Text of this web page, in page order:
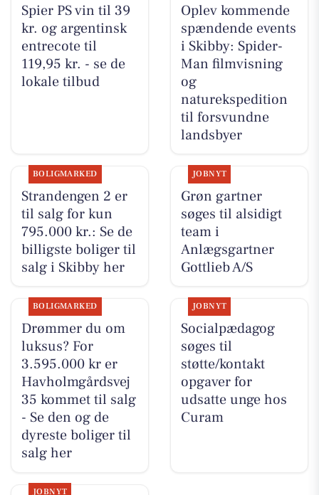
Spier PS vin til 39
kr. og argentinsk
entrecote til
119,95 kr. - se de
lokale tilbud
Oplev kommende
spændende events
i Skibby: Spider-
Man filmvisning
og
naturekspedition
til forsvundne
landsbyer
BOLIGMARKED
Strandengen 2 er
til salg for kun
795.000 kr.: Se de
billigste boliger til
salg i Skibby her
JOBNYT
Grøn gartner
søges til alsidigt
team i
Anlægsgartner
Gottlieb A/S
BOLIGMARKED
Drømmer du om
luksus? For
3.595.000 kr er
Havholmgårdsvej
35 kommet til salg
- Se den og de
dyreste boliger til
salg her
JOBNYT
Socialpædagog
søges til
støtte/kontakt
opgaver for
udsatte unge hos
Curam
JOBNYT